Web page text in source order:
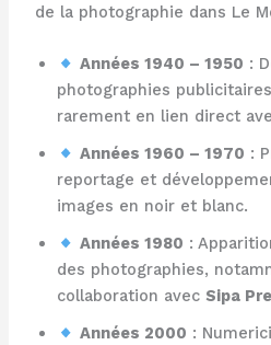
de la photographie dans Le
Années 1940 – 1950 :
photographies
rarement en lien direct
Années 1960 – 1970 :
reportage et
images en noir et blanc.
Années 1980 :
des photographies,
collaboration avec Sipa
Années 2000 :